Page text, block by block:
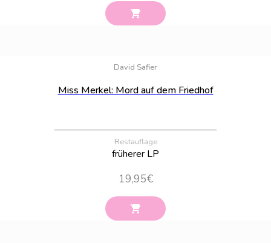
David Safier
Miss Merkel: Mord auf dem Friedhof
Restauflage
früherer LP
19,95€